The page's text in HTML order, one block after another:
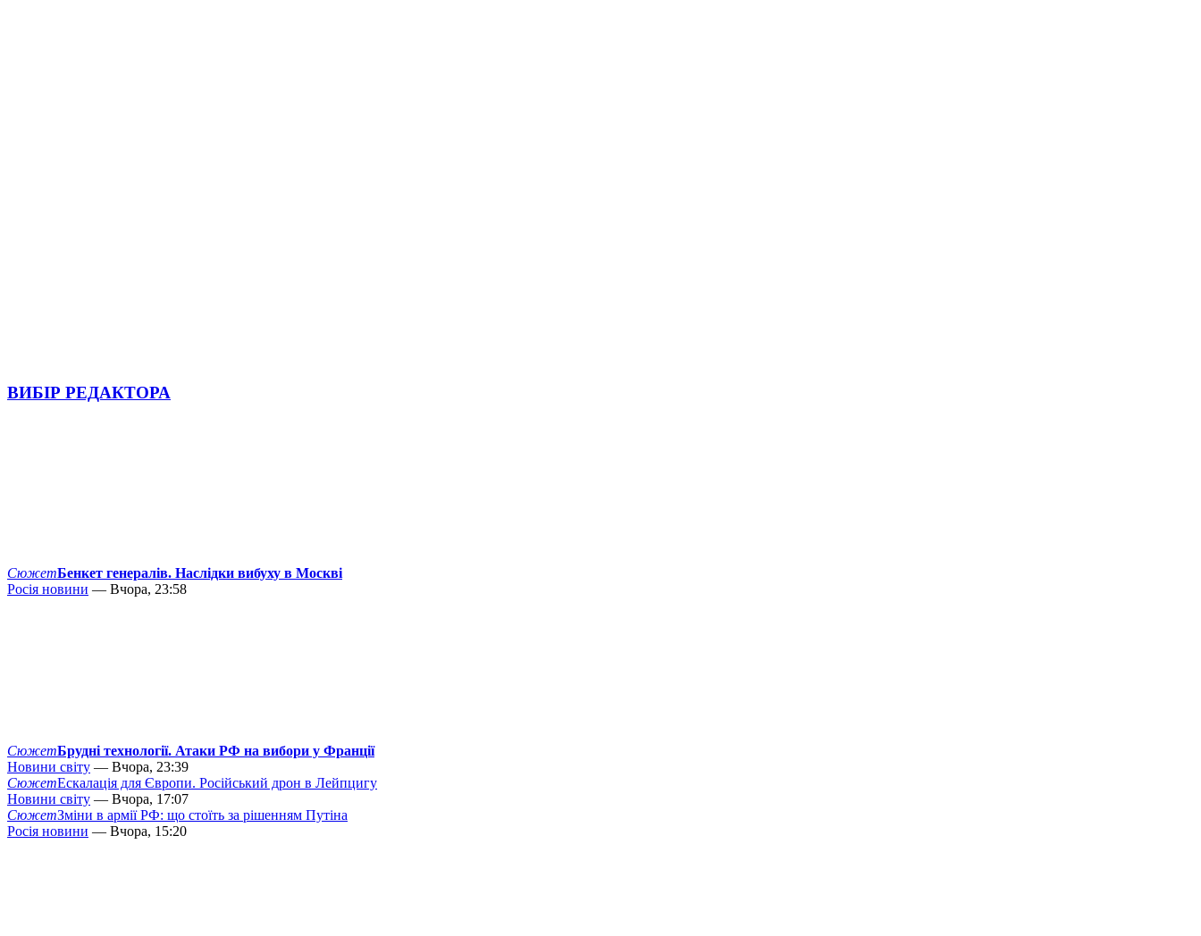
ВИБІР РЕДАКТОРА
СюжетБенкет генералів. Наслідки вибуху в Москві
Росія новини — Вчора, 23:58
СюжетБрудні технології. Атаки РФ на вибори у Франції
Новини світу — Вчора, 23:39
СюжетЕскалація для Європи. Російський дрон в Лейпцигу
Новини світу — Вчора, 17:07
СюжетЗміни в армії РФ: що стоїть за рішенням Путіна
Росія новини — Вчора, 15:20